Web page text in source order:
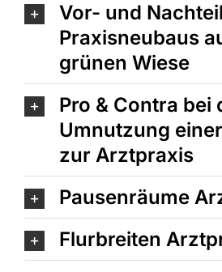
Vor- und
Praxisneubaus
grünen Wiese
Pro & Contra bei
Umnutzung
zur Arztpraxis
Pausenräume
Flurbreiten